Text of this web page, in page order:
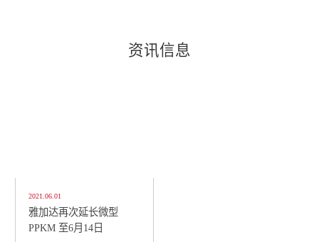
资讯信息
2021.06.01
雅加达再次延长微型
PPKM 至6月14日